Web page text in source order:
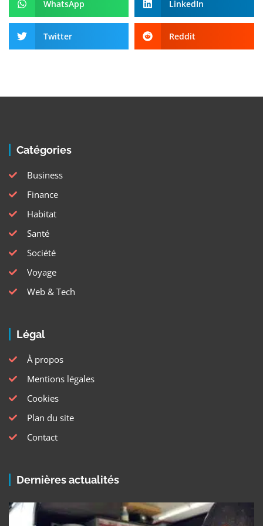
WhatsApp LinkedIn
Twitter Reddit
Catégories
Business
Finance
Habitat
Santé
Société
Voyage
Web & Tech
Légal
À propos
Mentions légales
Cookies
Plan du site
Contact
Dernières actualités